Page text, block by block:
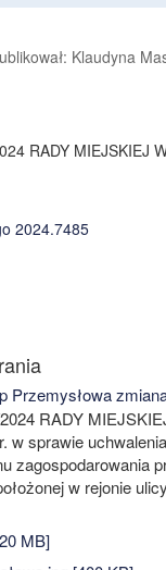
Klaudyna
RADY MIEJSKIEJ
2024.7485
Przemysłowa
RADY
w sprawie
zagospodarowania
w rejonie
MB]